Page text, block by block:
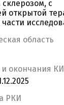
с
открытой
область
окончания КИ
РКИ